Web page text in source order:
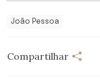
João Pessoa
Compartilhar